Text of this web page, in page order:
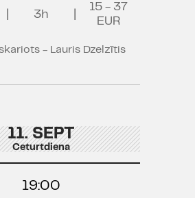
3h
15 - 37
EUR
- Lauris Dzelzītis
11. SEPT
Ceturtdiena
19:00